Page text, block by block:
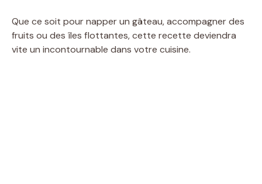
Que ce soit pour napper un gâteau, accompagner des
fruits ou des îles flottantes, cette recette deviendra
vite un incontournable dans votre cuisine.